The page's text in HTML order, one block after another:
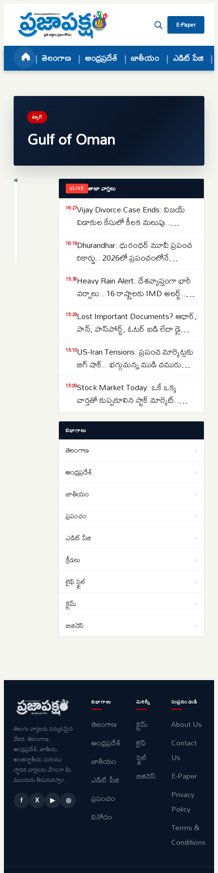
Skip to content
E-Paper
తెలంగాణ ఆంధ్రప్రదేశ్ జాతీయం ఎడిట్ పేజి
ట్యాగ్
Gulf of Oman
భారతీయులున్న
LIVE తాజా వార్తలు
16:27Vijay Divorce Case Ends: విజయ్
విడాకుల కేసులో కీలక మలుపు..
సంగీత..కేసును కొట్టివేసిన కోర్టు
16:19Dhurandhar: ధురంధర్ మూవీ ప్రపంచ
రికార్డు.. 2026లో ప్రపంచంలోనే
చిత్రంగా హిస్టరీ క్రియేట్..
15:38Heavy Rain Alert: దేశవ్యాప్తంగా భారీ
వర్షాలు.. 16 రాష్ట్రాలకు IMD అలర్ట్..
రాష్ట్రాల్లో ఉరుములతో కూడిన వానలు..
15:29Lost Important Documents? ఆధార్,
పాన్, పాస్‌పోర్ట్, ఓటర్ ఐడి లేదా డ్రైవింగ్
మీరు ఎక్కడ ఫిర్యాదు చేయాలి?
15:10US-Iran Tensions: ప్రపంచ మార్కెట్లకు
బిగ్ షాక్.. భగ్గుమన్న ముడి చమురు
ఉద్రిక్తత..
15:00Stock Market Today: ఒకే ఒక్క
వార్తతో కుప్పకూలిన స్టాక్ మార్కెట్..
సూచీల పతనానికి 3 కారణాలు ఇవే..
13:56Jharkhand Paper Leak: జార్ఖండ్‌లో
విద్యార్థుల నిరసనలు తీవ్రతరం…
లఖింపూర్ హింసాకాండ కేసులో.. ఆశిష్
మిశ్రా బెయిల్ షరతుల సడలింపునకు
విభాగాలు
తెలంగాణ ›
ఆంధ్రప్రదేశ్ ›
జాతీయం ›
ప్రపంచం ›
ఎడిట్ పేజి ›
క్రీడలు ›
లైఫ్ స్టైల్ ›
క్రైమ్ ›
బిజినెస్ ›
తెలుగు వార్తలకు నమ్మకమైన
వేదిక. తెలంగాణ,
ఆంధ్రప్రదేశ్, జాతీయ,
అంతర్జాతీయ మరియు
స్థానిక వార్తలను వేగంగా మీ
ముందుకు తీసుకువస్తాం.
f X ▶ ◎
విభాగాలు
తెలంగాణ
ఆంధ్రప్రదేశ్
జాతీయం
ఎడిట్ పేజి
ప్రపంచం
వినోదం
మరిన్నీ
క్రైమ్
లైఫ్
స్టైల్
బిజినెస్
సంప్రదించండి
About Us
Contact
Us
E-Paper
Privacy
Policy
Terms &
Conditions